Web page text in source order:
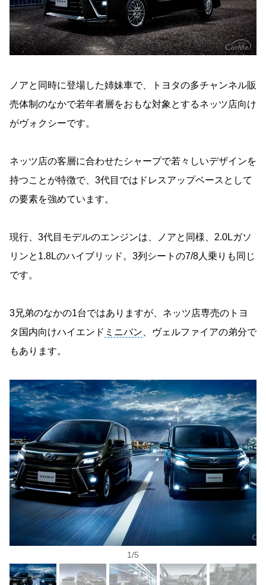
ノアと同時に登場した姉妹車で、トヨタの多チャンネル販
売体制のなかで若年者層をおもな対象とするネッツ店向け
がヴォクシーです。
ネッツ店の客層に合わせたシャープで若々しいデザインを
持つことが特徴で、3代目ではドレスアップベースとして
の要素を強めています。
現行、3代目モデルのエンジンは、ノアと同様、2.0Lガソ
リンと1.8Lのハイブリッド。3列シートの7/8人乗りも同じ
です。
3兄弟のなかの1台ではありますが、ネッツ店専売のトヨ
タ国内向けハイエンド ミニバン 、ヴェルファイアの弟分で
もあります。
1/5